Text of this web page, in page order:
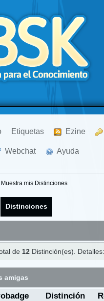
Etiquetas Ezine
Webchat Ayuda
Muestra mis Distinciones
Distinciones
de 12 Distinción(es).
amigas
Distinción